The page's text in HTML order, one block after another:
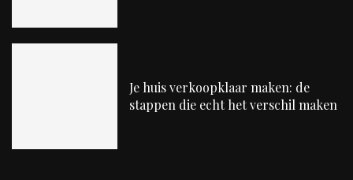
Je huis verkoopklaar maken: de
stappen die echt het verschil maken